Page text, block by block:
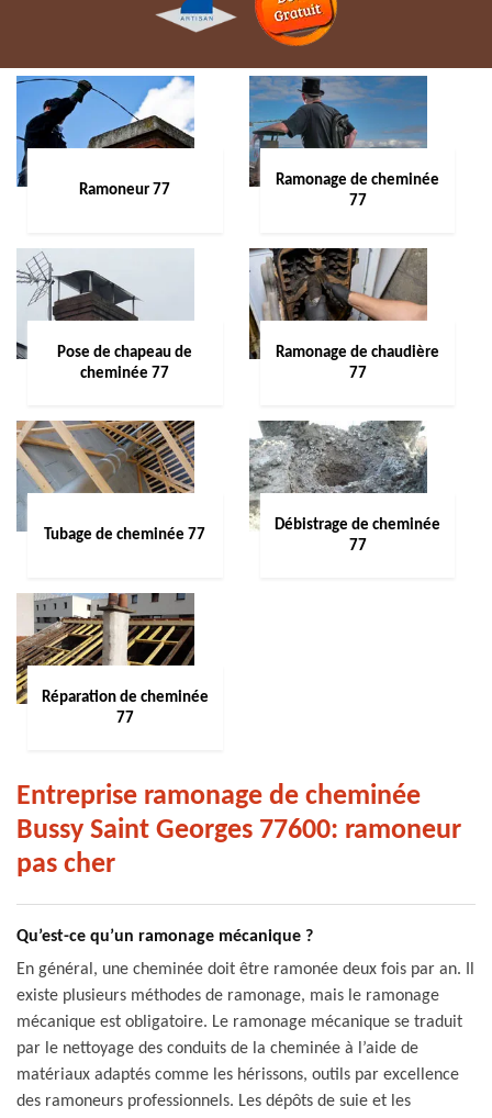
Ramoneur 77
Ramonage de cheminée
77
Pose de chapeau de
cheminée 77
Ramonage de chaudière
77
Tubage de cheminée 77
Débistrage de cheminée
77
Réparation de cheminée
77
Entreprise ramonage de cheminée
Bussy Saint Georges 77600: ramoneur
pas cher
Qu’est-ce qu’un ramonage mécanique ?
En général, une cheminée doit être ramonée deux fois par an. Il
existe plusieurs méthodes de ramonage, mais le ramonage
mécanique est obligatoire. Le ramonage mécanique se traduit
par le nettoyage des conduits de la cheminée à l’aide de
matériaux adaptés comme les hérissons, outils par excellence
des ramoneurs professionnels. Les dépôts de suie et les